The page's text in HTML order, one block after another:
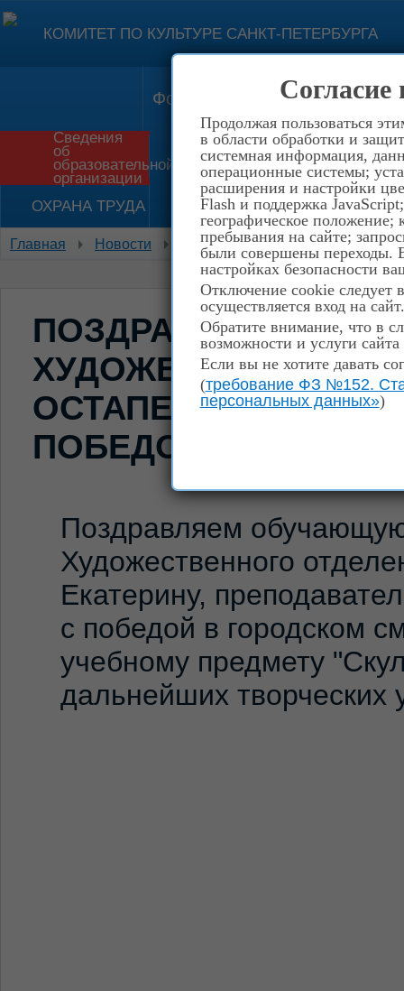
Согласие
Продолжая пользоваться
в области обработки и
системная информация,
операционные системы;
расширения и настройки
Flash и поддержка
географическое положение;
пребывания на сайте;
были совершены переходы.
настройках безопасности
Отключение cookie следует
осуществляется вход на сайт.
Обратите внимание, что в
возможности и услуги
Если вы не хотите давать
(требование ФЗ №152.
персональных данных»)
КОМИТЕТ ПО КУЛЬТУРЕ САНКТ-ПЕТЕРБУРГА
Форма обратной связи
Сведения
об
образовательной
организации
Приём в школу История
ОХРАНА ТРУДА НЕТ КОРРУПЦИИ!
Главная Новости Объявления Поздравляем
ПОЗДРАВЛЯЕМ
ХУДОЖЕСТВЕННОГО
ОСТАПЕНКО
ПОБЕДОЙ!
Поздравляем
Художественного
Екатерину,
с победой в городском
учебному предмету
дальнейших творческих